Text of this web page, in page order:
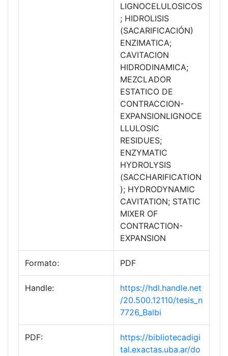
LIGNOCELULOSICOS
; HIDROLISIS
(SACARIFICACIÓN)
ENZIMATICA;
CAVITACION
HIDRODINAMICA;
MEZCLADOR
ESTATICO DE
CONTRACCION-
EXPANSIONLIGNOCE
LLULOSIC
RESIDUES;
ENZYMATIC
HYDROLYSIS
(SACCHARIFICATION
); HYDRODYNAMIC
CAVITATION; STATIC
MIXER OF
CONTRACTION-
EXPANSION
Formato: PDF
Handle:
https://hdl.handle.net
/20.500.12110/tesis_n
7726_Balbi
PDF:
https://bibliotecadigi
tal.exactas.uba.ar/do